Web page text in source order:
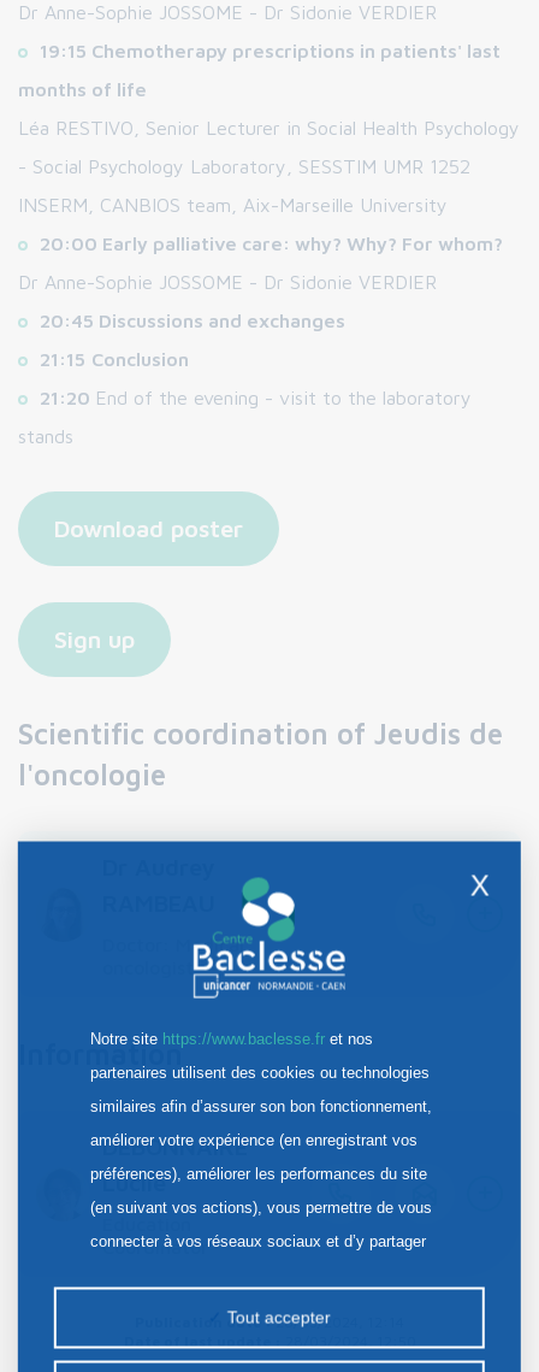
Dr Anne-Sophie JOSSOME - Dr Sidonie VERDIER
19:15 Chemotherapy prescriptions in patients' last
months of life
Léa RESTIVO, Senior Lecturer in Social Health Psychology
- Social Psychology Laboratory, SESSTIM UMR 1252
INSERM, CANBIOS team, Aix-Marseille University
20:00 Early palliative care: why? Why? For whom?
Dr Anne-Sophie JOSSOME - Dr Sidonie VERDIER
20:45 Discussions and exchanges
21:15 Conclusion
21:20 End of the evening - visit to the laboratory
stands
Download poster
Sign up
Scientific coordination of Jeudis de
l'oncologie
Doctor: Medical
oncologist
+
Information
DEBONNAIRE
Lucile
Coordinator
Publication date :28/03/2024, 12:14
Date of last update :28/03/2024, 12:50
X
Notre site https://www.baclesse.fret nos
partenaires utilisent des cookies ou technologies
similaires afin d’assurer son bon fonctionnement,
améliorer votre expérience (en enregistrant vos
préférences), améliorer les performances du site
(en suivant vos actions), vous permettre de vous
connecter à vos réseaux sociaux et d’y partager
la publicité personnalisée sur notre site ou ceux de
nos partenaires. Certains traceurs non classés
Tout accepter